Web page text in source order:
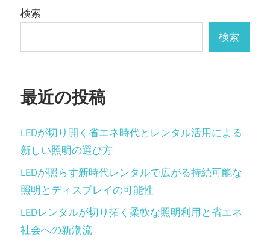
検索
検索
最近の投稿
LEDが切り開く省エネ時代とレンタル活用による
新しい照明の選び方
LEDが照らす新時代レンタルで広がる持続可能な
照明とディスプレイの可能性
LEDレンタルが切り拓く柔軟な照明利用と省エネ
社会への新潮流